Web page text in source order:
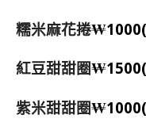
糯米麻花捲₩1000(
紅豆甜甜圈₩1500(
紫米甜甜圈₩1000(